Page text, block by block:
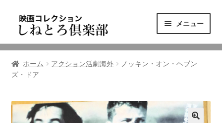
ゲ
シ
ョ
へ
ス
テ
ツ
へ
キ
ッ
メニュー
ニュース
映画コレクション
東三河の映画館
ホーム アクション活劇海外
ノッキン・オン・ヘブン
ズ・ドア